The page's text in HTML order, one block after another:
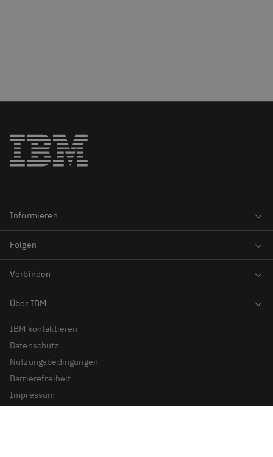
IBM kontaktieren
Datenschutz
Nutzungsbedingungen
Barrierefreiheit
Impressum